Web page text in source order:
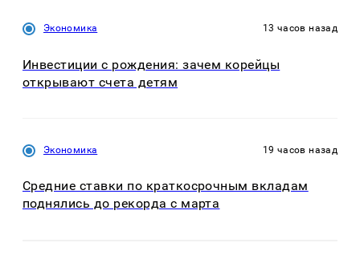
Экономика 13 часов назад
Инвестиции с рождения: зачем корейцы
открывают счета детям
Экономика 19 часов назад
Средние ставки по краткосрочным вкладам
поднялись до рекорда с марта